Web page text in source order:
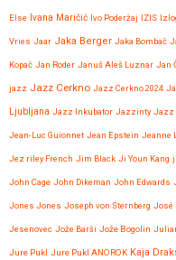
Else Ivana Maričić Ivo Poderžaj IZIS
Vries Jaar Jaka Berger Jaka Bombač
Kopač Jan Roder Januš Aleš Luznar Jan
jazz Jazz Cerkno Jazz Cerkno 2024
Ljubljana Jazz Inkubator Jazzinty Jazz
Jean-Luc Guionnet Jean Epstein Jeanne
Jez riley French Jim Black Ji Youn Kang
John Cage John Dikeman John Edwards
Jones Jones Joseph von Sternberg José
Jesenovec Jože Barši Jože Bogolin
Jure Pukl Jure Pukl ANOROK Kaja